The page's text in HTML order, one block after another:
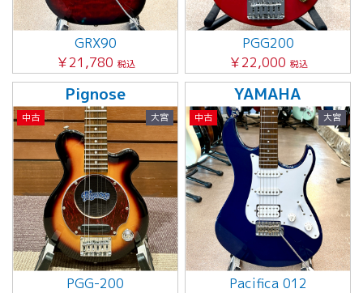
GRX90
￥21,780 税込
PGG200
￥22,000 税込
Pignose
中古 大宮
PGG-200
YAMAHA
中古 大宮
Pacifica 012